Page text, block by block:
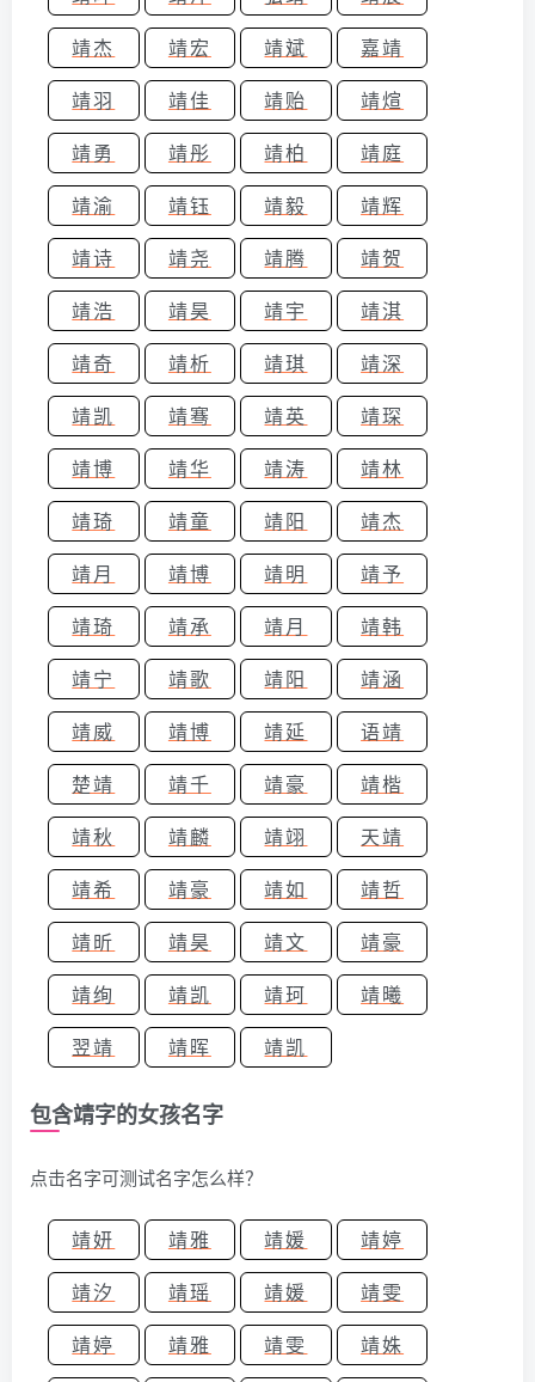
靖杰
靖宏 靖斌
嘉靖
靖羽
靖佳 靖贻
靖煊
靖勇
靖彤 靖柏
靖庭
靖渝
靖钰 靖毅
靖辉
靖诗
靖尧 靖腾
靖贺
靖浩
靖昊 靖宇
靖淇
靖奇
靖析 靖琪
靖深
靖凯
靖骞 靖英
靖琛
靖博
靖华 靖涛
靖林
靖琦
靖童 靖阳
靖杰
靖月
靖博 靖明
靖予
靖琦
靖承 靖月
靖韩
靖宁
靖歌 靖阳
靖涵
靖威
靖博 靖延
语靖
楚靖
靖千 靖豪
靖楷
靖秋
靖麟 靖翊
天靖
靖希
靖豪 靖如
靖哲
靖昕
靖昊 靖文
靖豪
靖绚
靖凯 靖珂
靖曦
翌靖
靖晖 靖凯
包含靖字的女孩名字
点击名字可测试名字怎么样？
靖妍 靖雅 靖媛
靖婷
靖汐
靖瑶 靖媛
靖雯
靖婷
靖雅 靖雯
靖姝